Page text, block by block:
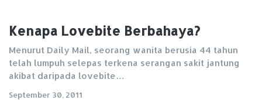
Kenapa Lovebite Berbahaya?
Menurut Daily Mail, seorang wanita berusia 44 tahun
telah lumpuh selepas terkena serangan sakit jantung
akibat daripada lovebite…
September 30, 2011